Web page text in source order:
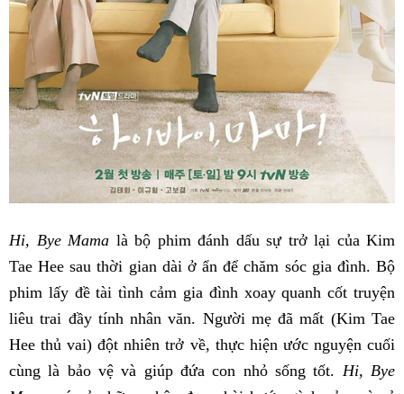
Hi, Bye Mama là bộ phim đánh dấu sự trở lại của Kim
Tae Hee sau thời gian dài ở ẩn để chăm sóc gia đình. Bộ
phim lấy đề tài tình cảm gia đình xoay quanh cốt truyện
liêu trai đầy tính nhân văn. Người mẹ đã mất (Kim Tae
Hee thủ vai) đột nhiên trở về, thực hiện ước nguyện cuối
cùng là bảo vệ và giúp đứa con nhỏ sống tốt. Hi, Bye